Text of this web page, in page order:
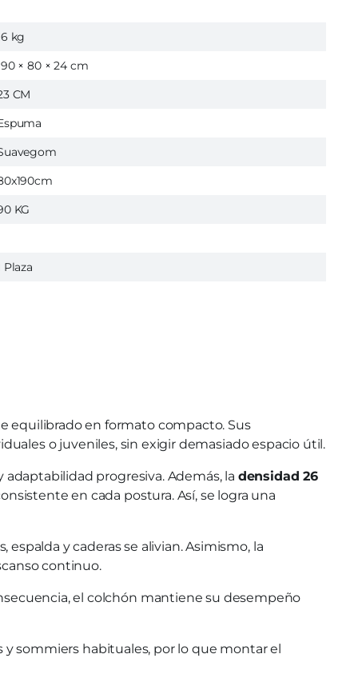
kg
× 80 × 24 cm
CM
KG
Plaza
equilibrado en formato compacto. Sus
o juveniles, sin exigir demasiado espacio útil.
progresiva. Además, la densidad 26
en cada postura. Así, se logra una
y caderas se alivian. Asimismo, la
continuo.
el colchón mantiene su desempeño
y sommiers habituales, por lo que montar el